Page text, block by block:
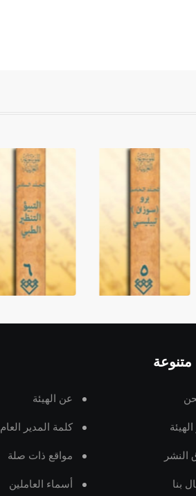
عن الهيئة
كلمة المدير العام
النشر مواقع ذات صلة
بنا أسماء العاملين